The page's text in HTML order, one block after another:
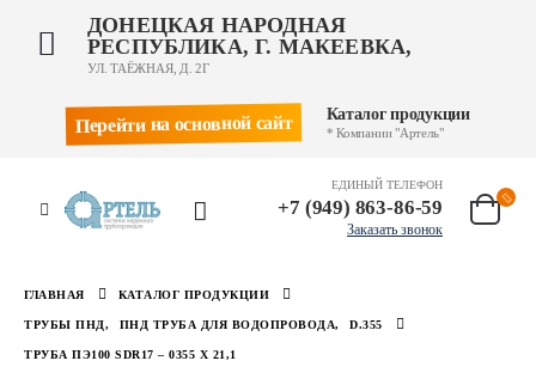
ДОНЕЦКАЯ НАРОДНАЯ
РЕСПУБЛИКА, Г. МАКЕЕВКА,
УЛ. ТАЁЖНАЯ, Д. 2Г
Перейти на основной сайт Каталог продукции
* Компании "Артель"
ЕДИНЫЙ ТЕЛЕФОН
+7 (949) 863-86-59
Заказать звонок
ГЛАВНАЯ КАТАЛОГ ПРОДУКЦИИ
ТРУБЫ ПНД, ПНД ТРУБА ДЛЯ ВОДОПРОВОДА, D.355
ТРУБА ПЭ100 SDR17 – 0355 Х 21,1